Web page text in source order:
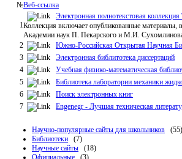
№Веб-ссылка
1
Электронная полнотекстовая
Коллекция включает опубликованные материалы,
Академии наук П. Пекарского и М.И.
2
Южно-Российская Открытая Научная
3
Электронная библитотека диссертаций
4
Учебная физико-математическая
5
Библиотека лаборатории механики
6
Поиск электронных книг
7
Engenegr - Лучшая техническая
Научно-популярные сайты для школьников
(55)
Библиотеки
(7)
Научные сайты
(18)
Официальные
(3)